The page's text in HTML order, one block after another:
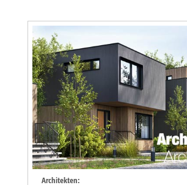
Architekten: